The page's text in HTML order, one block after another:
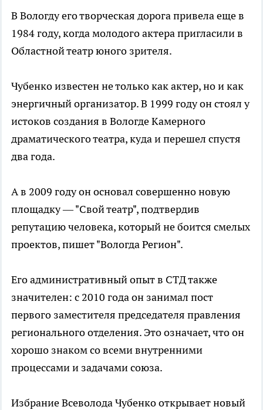
В Вологду его творческая дорога привела еще в
1984 году, когда молодого актера пригласили в
Областной театр юного зрителя.
Чубенко известен не только как актер, но и как
энергичный организатор. В 1999 году он стоял у
истоков создания в Вологде Камерного
драматического театра, куда и перешел спустя
два года.
А в 2009 году он основал совершенно новую
площадку — "Свой театр", подтвердив
репутацию человека, который не боится смелых
проектов, пишет "Вологда Регион".
Его административный опыт в СТД также
значителен: с 2010 года он занимал пост
первого заместителя председателя правления
регионального отделения. Это означает, что он
хорошо знаком со всеми внутренними
процессами и задачами союза.
Избрание Всеволода Чубенко открывает новый